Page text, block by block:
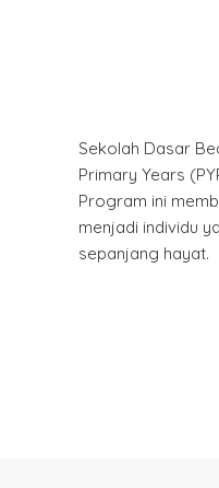
Sekolah Dasar
Primary Years
Program ini
menjadi individu
sepanjang hayat.